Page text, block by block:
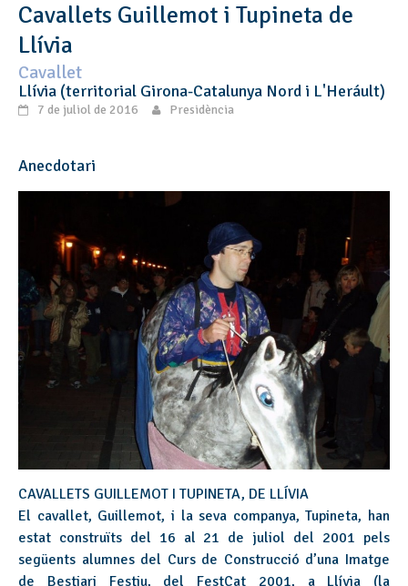
Cavallets Guillemot i Tupineta de
Llívia
Cavallet
Llívia (territorial Girona-Catalunya Nord i L'Heráult)
7 de juliol de 2016 Presidència
Anecdotari
CAVALLETS GUILLEMOT I TUPINETA, DE LLÍVIA
El cavallet, Guillemot, i la seva companya, Tupineta, han
estat construïts del 16 al 21 de juliol del 2001 pels
següents alumnes del Curs de Construcció d’una Imatge
de Bestiari Festiu, del FestCat 2001, a Llívia (la